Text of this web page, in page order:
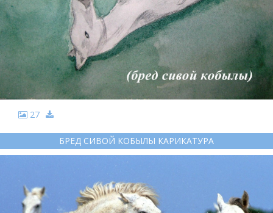
27
БРЕД СИВОЙ КОБЫЛЫ КАРИКАТУРА